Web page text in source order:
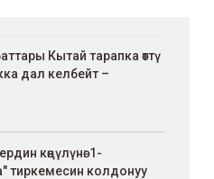
Кытай тарапка өттү
дал келбейт –
көңүлүнө: 1-
тиркемесин колдонуу